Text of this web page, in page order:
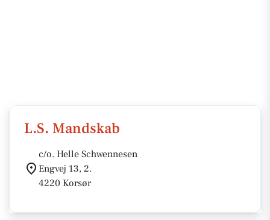
L.S. Mandskab
c/o. Helle Schwennesen
Engvej 13, 2.
4220 Korsør